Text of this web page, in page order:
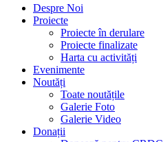
Despre Noi
Proiecte
Proiecte în derulare
Proiecte finalizate
Harta cu activități
Evenimente
Noutăți
Toate noutățile
Galerie Foto
Galerie Video
Donații